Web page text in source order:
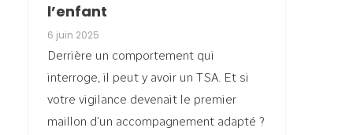
l’enfant
6 juin 2025
Derrière un comportement qui
interroge, il peut y avoir un TSA. Et si
votre vigilance devenait le premier
maillon d’un accompagnement adapté ?